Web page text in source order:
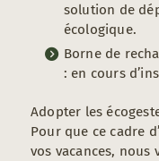
solution de
écologique.
Borne de
: en cours
Adopter les
Pour que ce cadre
vos vacances,